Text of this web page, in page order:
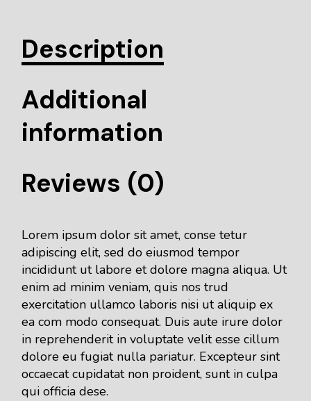
Description
Additional
information
Reviews (0)
Lorem ipsum dolor sit amet, conse tetur
adipiscing elit, sed do eiusmod tempor
incididunt ut labore et dolore magna aliqua. Ut
enim ad minim veniam, quis nos trud
exercitation ullamco laboris nisi ut aliquip ex
ea com modo consequat. Duis aute irure dolor
in reprehenderit in voluptate velit esse cillum
dolore eu fugiat nulla pariatur. Excepteur sint
occaecat cupidatat non proident, sunt in culpa
qui officia dese.